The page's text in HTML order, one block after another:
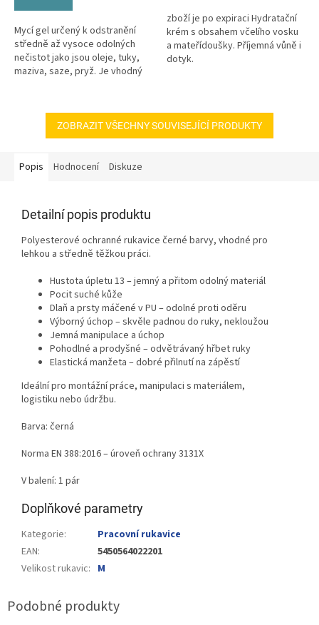
Mycí gel určený k odstranění
středně až vysoce odolných
nečistot jako jsou oleje, tuky,
maziva, saze, pryž. Je vhodný
zboží je po expiraci Hydratační
krém s obsahem včelího vosku
a mateřídoušky. Příjemná vůně i
dotyk.
ZOBRAZIT VŠECHNY SOUVISEJÍCÍ PRODUKTY
Popis Hodnocení Diskuze
Detailní popis produktu
Polyesterové ochranné rukavice černé barvy, vhodné pro
lehkou a středně těžkou práci.
Hustota úpletu 13 – jemný a přitom odolný materiál
Pocit suché kůže
Dlaň a prsty máčené v PU – odolné proti oděru
Výborný úchop – skvěle padnou do ruky, nekloužou
Jemná manipulace a úchop
Pohodlné a prodyšné – odvětrávaný hřbet ruky
Elastická manžeta – dobré přilnutí na zápěstí
Ideální pro montážní práce, manipulaci s materiálem,
logistiku nebo údržbu.
Barva: černá
Norma EN 388:2016 – úroveň ochrany 3131X
V balení: 1 pár
Doplňkové parametry
Kategorie:
Pracovní rukavice
EAN:
5450564022201
Velikost rukavic: M